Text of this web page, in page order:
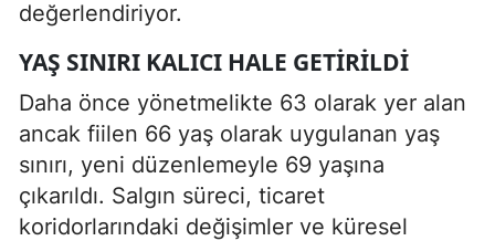
değerlendiriyor.
YAŞ SINIRI KALICI HALE GETIRILDI
Daha önce yönetmelikte 63 olarak yer alan
ancak fiilen 66 yaş olarak uygulanan yaş
sınırı, yeni düzenlemeyle 69 yaşına
çıkarıldı. Salgın süreci, ticaret
koridorlarındaki değişimler ve küresel